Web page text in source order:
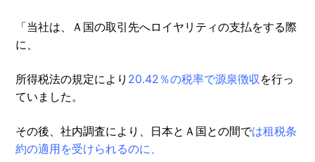
「当社は、Ａ国の取引先へロイヤリティの支払をする際
に、
所得税法の規定により 20.42％の税率で源泉徴収を行っ
ていました。
その後、社内調査により、日本とＡ国との間では租税条
約の適用を受けられるのに、